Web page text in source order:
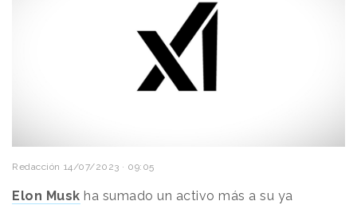
Redacción 14/07/2023 · 09:05
Elon Musk ha sumado un activo más a su ya